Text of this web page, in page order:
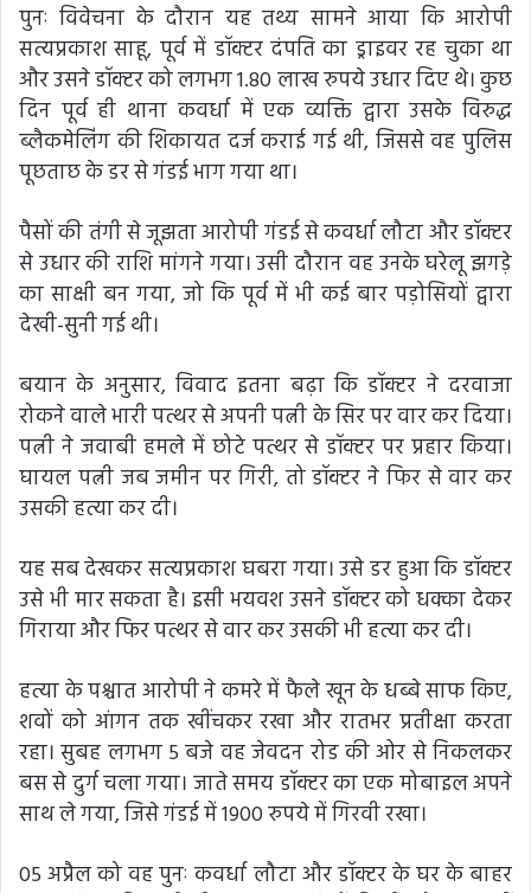
पुनः विवेचना के दौरान यह तथ्य सामने आया कि आरोपी
सत्यप्रकाश साहू, पूर्व में डॉक्टर दंपति का ड्राइवर रह चुका था
और उसने डॉक्टर को लगभग 1.80 लाख रुपये उधार दिए थे। कुछ
दिन पूर्व ही थाना कवर्धा में एक व्यक्ति द्वारा उसके विरुद्ध
ब्लैकमेलिंग की शिकायत दर्ज कराई गई थी, जिससे वह पुलिस
पूछताछ के डर से गंडई भाग गया था।
पैसों की तंगी से जूझता आरोपी गंडई से कवर्धा लौटा और डॉक्टर
से उधार की राशि मांगने गया। उसी दौरान वह उनके घरेलू झगड़े
का साक्षी बन गया, जो कि पूर्व में भी कई बार पड़ोसियों द्वारा
देखी-सुनी गई थी।
बयान के अनुसार, विवाद इतना बढ़ा कि डॉक्टर ने दरवाजा
रोकने वाले भारी पत्थर से अपनी पत्नी के सिर पर वार कर दिया।
पत्नी ने जवाबी हमले में छोटे पत्थर से डॉक्टर पर प्रहार किया।
घायल पत्नी जब जमीन पर गिरी, तो डॉक्टर ने फिर से वार कर
उसकी हत्या कर दी।
यह सब देखकर सत्यप्रकाश घबरा गया। उसे डर हुआ कि डॉक्टर
उसे भी मार सकता है। इसी भयवश उसने डॉक्टर को धक्का देकर
गिराया और फिर पत्थर से वार कर उसकी भी हत्या कर दी।
हत्या के पश्चात आरोपी ने कमरे में फैले खून के धब्बे साफ किए,
शवों को आंगन तक खींचकर रखा और रातभर प्रतीक्षा करता
रहा। सुबह लगभग 5 बजे वह जेवदन रोड की ओर से निकलकर
बस से दुर्ग चला गया। जाते समय डॉक्टर का एक मोबाइल अपने
साथ ले गया, जिसे गंडई में 1900 रुपये में गिरवी रखा।
05 अप्रैल को वह पुनः कवर्धा लौटा और डॉक्टर के घर के बाहर